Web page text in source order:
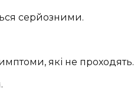
серйозними.
які не проходять.